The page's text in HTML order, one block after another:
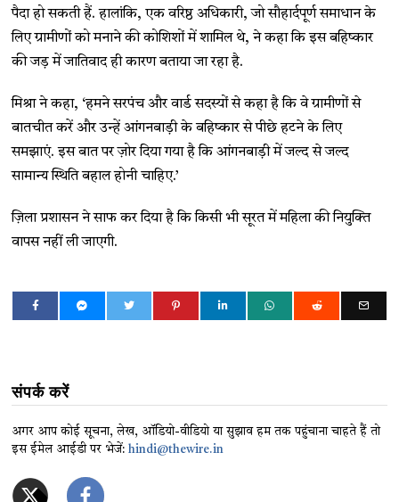
पैदा हो सकती हैं. हालांकि, एक वरिष्ठ अधिकारी, जो सौहार्दपूर्ण समाधान के
लिए ग्रामीणों को मनाने की कोशिशों में शामिल थे, ने कहा कि इस बहिष्कार
की जड़ में जातिवाद ही कारण बताया जा रहा है.
मिश्रा ने कहा, ‘हमने सरपंच और वार्ड सदस्यों से कहा है कि वे ग्रामीणों से
बातचीत करें और उन्हें आंगनबाड़ी के बहिष्कार से पीछे हटने के लिए
समझाएं. इस बात पर ज़ोर दिया गया है कि आंगनबाड़ी में जल्द से जल्द
सामान्य स्थिति बहाल होनी चाहिए.’
ज़िला प्रशासन ने साफ कर दिया है कि किसी भी सूरत में महिला की नियुक्ति
वापस नहीं ली जाएगी.
संपर्क करें
अगर आप कोई सूचना, लेख, ऑडियो-वीडियो या सुझाव हम तक पहुंचाना चाहते हैं तो
इस ईमेल आईडी पर भेजें: hindi@thewire.in